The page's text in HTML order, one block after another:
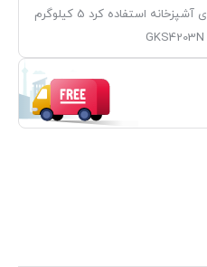
حداکثر وزنی که میتوان از این ترازوی آشپزخانه استفاده کرد 5 کیلوگرم